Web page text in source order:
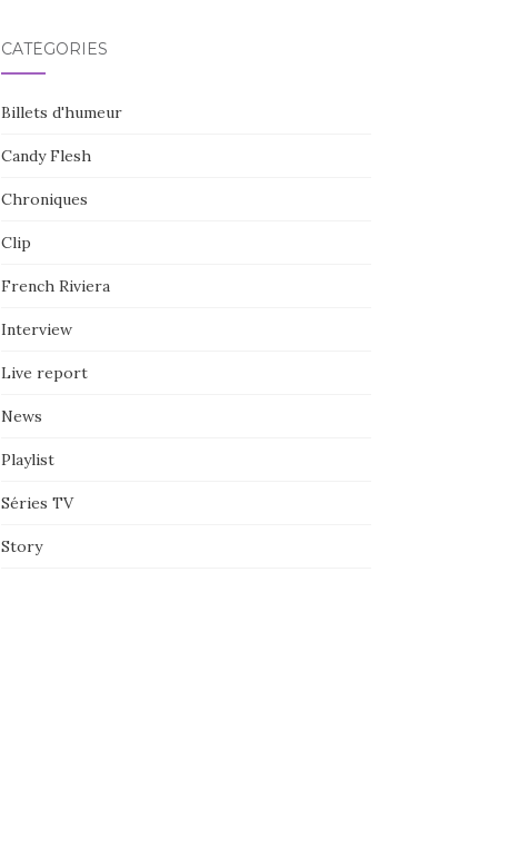
CATÉGORIES
Billets d'humeur
Candy Flesh
Chroniques
Clip
French Riviera
Interview
Live report
News
Playlist
Séries TV
Story